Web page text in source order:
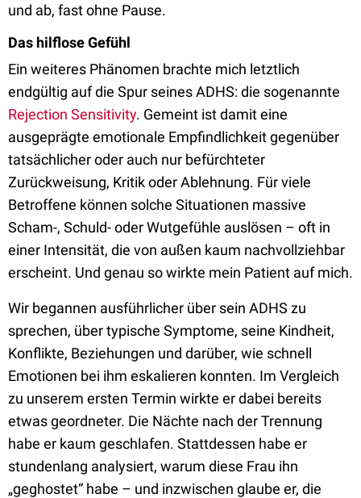
und ab, fast ohne Pause.
Das hilflose Gefühl
Ein weiteres Phänomen brachte mich letztlich
endgültig auf die Spur seines ADHS: die sogenannte
Rejection Sensitivity. Gemeint ist damit eine
ausgeprägte emotionale Empfindlichkeit gegenüber
tatsächlicher oder auch nur befürchteter
Zurückweisung, Kritik oder Ablehnung. Für viele
Betroffene können solche Situationen massive
Scham-, Schuld- oder Wutgefühle auslösen – oft in
einer Intensität, die von außen kaum nachvollziehbar
erscheint. Und genau so wirkte mein Patient auf mich.
Wir begannen ausführlicher über sein ADHS zu
sprechen, über typische Symptome, seine Kindheit,
Konflikte, Beziehungen und darüber, wie schnell
Emotionen bei ihm eskalieren konnten. Im Vergleich
zu unserem ersten Termin wirkte er dabei bereits
etwas geordneter. Die Nächte nach der Trennung
habe er kaum geschlafen. Stattdessen habe er
stundenlang analysiert, warum diese Frau ihn
„geghostet“ habe – und inzwischen glaube er, die